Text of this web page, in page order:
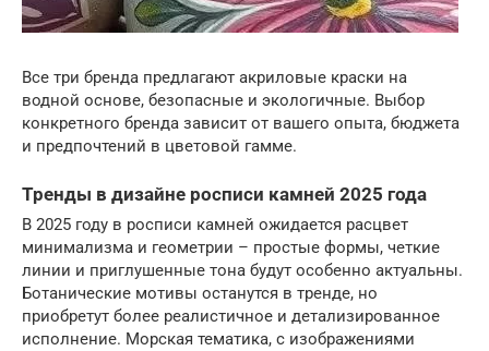
Все три бренда предлагают акриловые краски на
водной основе, безопасные и экологичные. Выбор
конкретного бренда зависит от вашего опыта, бюджета
и предпочтений в цветовой гамме.
Тренды в дизайне росписи камней 2025 года
В 2025 году в росписи камней ожидается расцвет
минимализма и геометрии – простые формы, четкие
линии и приглушенные тона будут особенно актуальны.
Ботанические мотивы останутся в тренде, но
приобретут более реалистичное и детализированное
исполнение. Морская тематика, с изображениями